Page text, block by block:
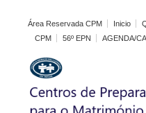
Área Reservada CPM Inicio
CPM
56º EPN AGENDA/